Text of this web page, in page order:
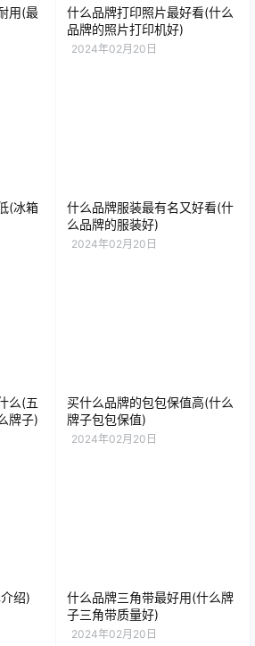
用(最
什么品牌打印照片最好看(什么
品牌的照片打印机好)
2024年02月20日
(冰箱
什么品牌服装最有名又好看(什
么品牌的服装好)
2024年02月20日
么(五
牌子)
买什么品牌的包包保值高(什么
牌子包包保值)
2024年02月20日
绍)
什么品牌三角带最好用(什么牌
子三角带质量好)
2024年02月20日